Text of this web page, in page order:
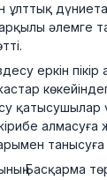
арқылы әлемге
еркін пікір
қатысушылар
алмасуға
танысуға
Басқарма